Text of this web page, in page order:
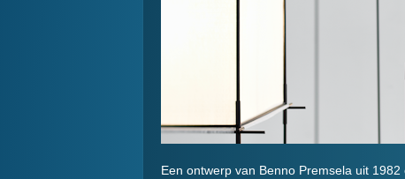
Een ontwerp van Benno Premsela uit